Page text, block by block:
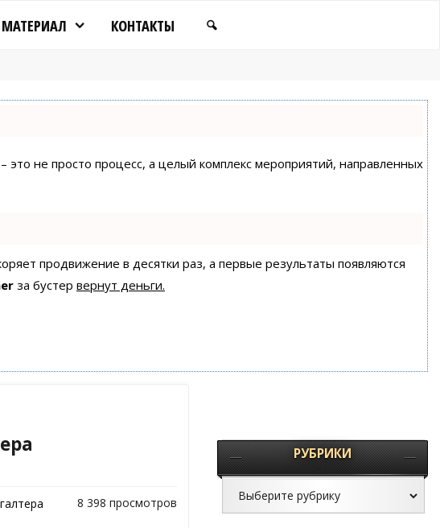
КОНТАКТЫ
это не просто процесс, а целый комплекс мероприятий, направленных
продвижение в десятки раз, а первые результаты появляются
за бустер вернут деньги.
8 398 просмотров
РУБРИКИ